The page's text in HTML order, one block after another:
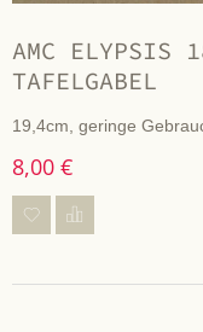
AMC ELYPSIS
TAFELGABEL
19,4cm, geringe
8,00 €